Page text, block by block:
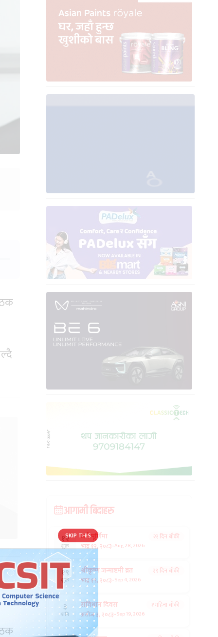
आगामी बिदाहरु
१२
शुक्र
जनै पूर्णिमा
भाद्र १२, २०८३-Aug 28, 2026
२२ दिन बाँकी
१९
शुक्र
श्रीकृष्ण जन्माष्टमी व्रत
भाद्र १९, २०८३-Sep 4, 2026
२९ दिन बाँकी
३
शनि
संविधान दिवस
असोज ३, २०८३-Sep 19, 2026
१ महिना बाँकी